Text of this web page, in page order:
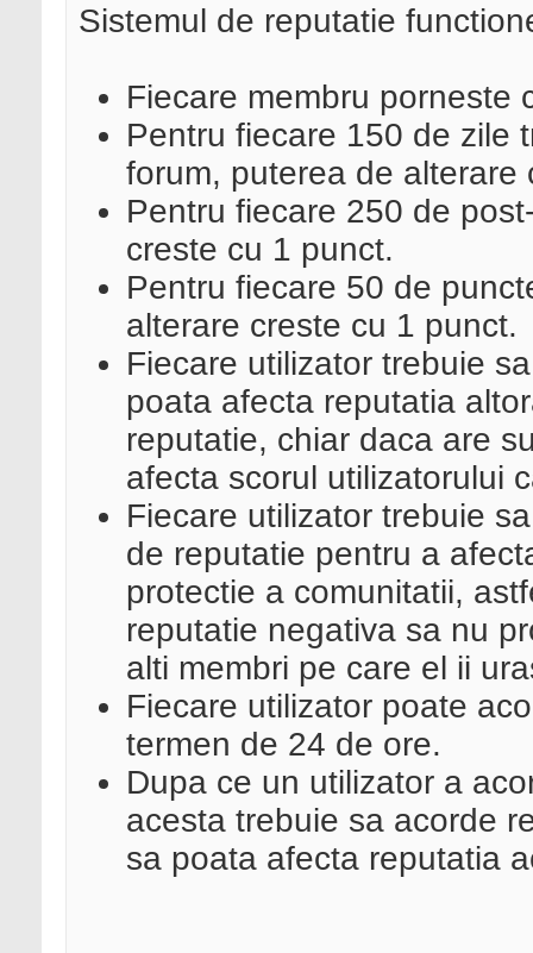
Sistemul de reputatie
Fiecare membru porneste
Pentru fiecare 150 de zile
forum, puterea de alterare
Pentru fiecare 250 de
creste cu 1 punct.
Pentru fiecare 50 de
alterare creste cu 1 punct.
Fiecare utilizator trebuie
poata afecta reputatia
reputatie, chiar daca are
afecta scorul utilizatorului
Fiecare utilizator trebuie
de reputatie pentru a
protectie a comunitatii,
reputatie negativa sa nu
alti membri pe care el ii
Fiecare utilizator poate
termen de 24 de ore.
Dupa ce un utilizator a
acesta trebuie sa acorde
sa poata afecta reputatia